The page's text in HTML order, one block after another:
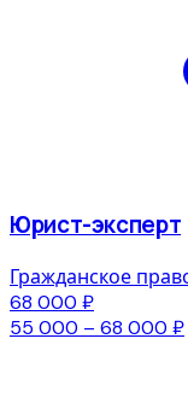
Юрист-эксперт
Гражданское
68 000 ₽
55 000 – 68 000 ₽